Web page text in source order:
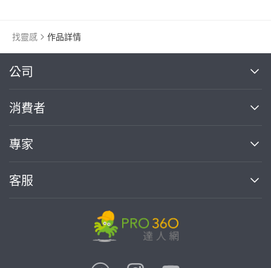
找靈感 作品詳情
公司
關於我們
部落格
加入我們
消費者
買服務
熱門服務
專家
案件中心
客服
繼續完成